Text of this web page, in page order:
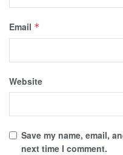
Email *
Website
Save my name, email,
next time I comment.